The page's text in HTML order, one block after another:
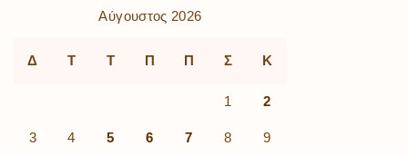
Αύγουστος 2026
Δ Τ Τ Π Π Σ Κ
1 2
3 4 5 6 7 8 9